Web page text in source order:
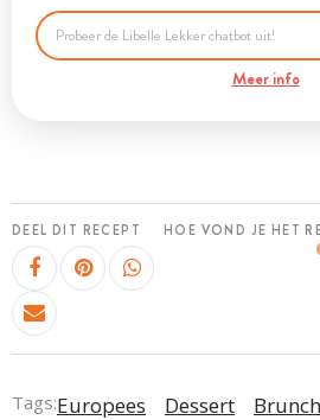
Meer info
DEEL DIT RECEPT HOE VOND JE HET
Tags:Europees Dessert Brunch